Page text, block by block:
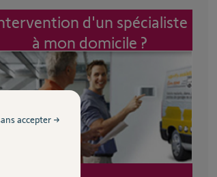
d'un spécialiste
à mon domicile ?
accepter →